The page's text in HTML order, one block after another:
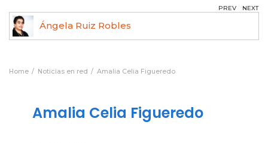
Ángela Ruiz Robles
PREV NEXT
Home Noticias en red Amalia Celia Figueredo
Amalia Celia Figueredo